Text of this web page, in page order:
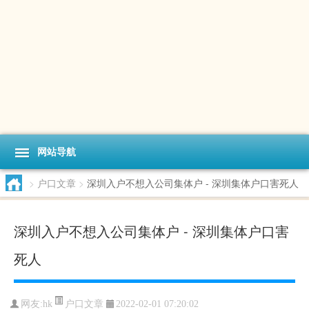
网站导航
> 户口文章 > 深圳入户不想入公司集体户 - 深圳集体户口害死人
深圳入户不想入公司集体户 - 深圳集体户口害
死人
网友:hk 户口文章 2022-02-01 07:20:02